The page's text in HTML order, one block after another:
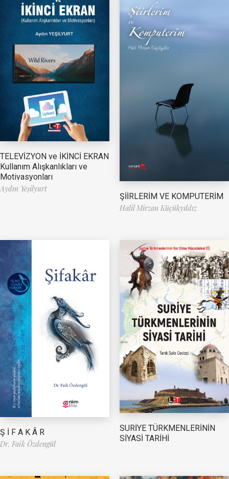
TELEVİZYON ve İKİNCİ EKRAN
Kullanım Alışkanlıkları ve
Motivasyonları
Aydın Yeşilyurt
ŞİİRLERİM VE KOMPUTERİM
Halil Mirzan Küçükyıldız
Ş İ F A K Â R
Dr. Faik Özdengül
SURİYE TÜRKMENLERİNİN
SİYASİ TARİHİ